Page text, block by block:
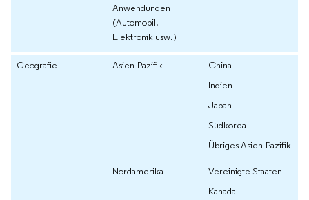
Anwendungen
(Automobil,
Elektronik usw.)
Geografie Asien-Pazifik
China
Indien
Japan
Südkorea
Übriges Asien-Pazifik
Nordamerika
Vereinigte Staaten
Kanada